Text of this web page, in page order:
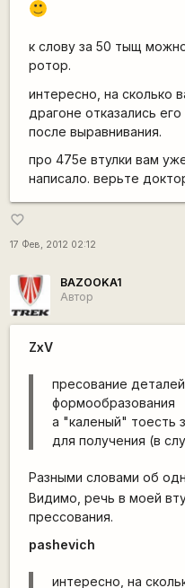
:)
к слову за 50 тыщ
ротор.
интересно, на сколько
драгоне отказались
после выравнивания.
про 475е втулки вам
написало. верьте
favorite_border
17 Фев, 2012 02:12
BAZOOKA1
Автор
ZxV
пресование
формообразования
а "каленый" тоесть
для получения (в
Разными словами об
Видимо, речь в моей
прессования.
pashevich
интересно, на